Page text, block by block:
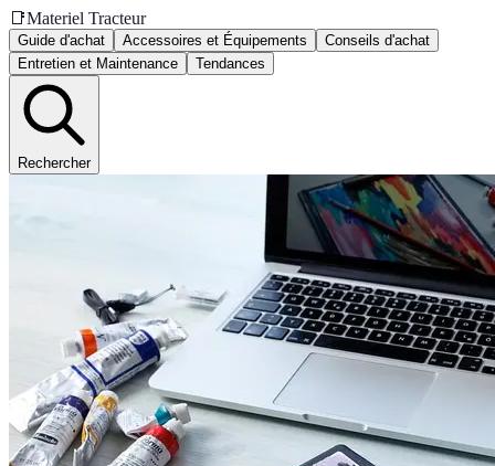
📑Materiel Tracteur
Guide d'achat Accessoires et Équipements
Conseils d'achat
Entretien et Maintenance
Tendances
Rechercher